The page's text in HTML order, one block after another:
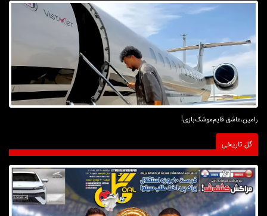
رامین،عاشق قایم‌موشک‌بازی!
گل تاریخی